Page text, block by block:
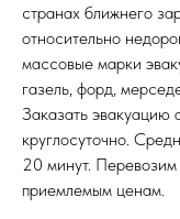
странах ближнего
относительно
массовые марки
газель, форд,
Заказать эвакуацию
круглосуточно.
20 минут.
приемлемым ценам.